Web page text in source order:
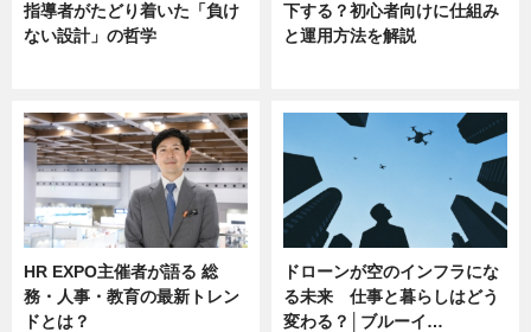
指導者がたどり着いた「負け
ない設計」の哲学
下する？初心者向けに仕組み
と運用方法を解説
HR EXPO主催者が語る 総
務・人事・教育の最新トレン
ドとは？
ドローンが空のインフラにな
る未来 仕事と暮らしはどう
変わる？│ブルーイ…